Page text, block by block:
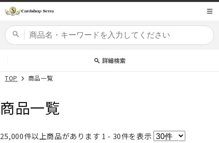
ンツに
詳細検索
商品コード
カードセット
TOP 商品一覧
商品一覧
25,000件以上商品があります 1 - 30件を表示